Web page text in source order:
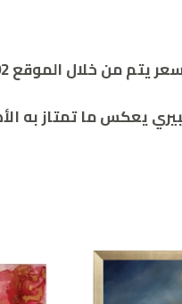
من خلال الموقع 00962786932392
يعكس ما تمتاز به